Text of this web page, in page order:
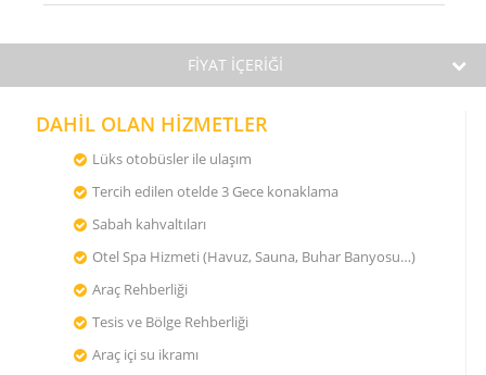
FİYAT İÇERİĞİ
DAHİL OLAN HİZMETLER
Lüks otobüsler ile ulaşım
Tercih edilen otelde 3 Gece konaklama
Sabah kahvaltıları
Otel Spa Hizmeti (Havuz, Sauna, Buhar Banyosu…)
Araç Rehberliği
Tesis ve Bölge Rehberliği
Araç içi su ikramı